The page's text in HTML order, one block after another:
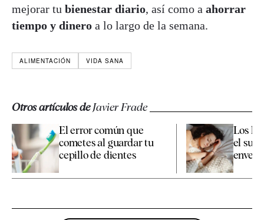
mejorar tu bienestar diario, así como a ahorrar
tiempo y dinero a lo largo de la semana.
ALIMENTACIÓN VIDA SANA
Otros artículos deJavier Frade
El error común que
cometes al guardar tu
cepillo de dientes
Los
el